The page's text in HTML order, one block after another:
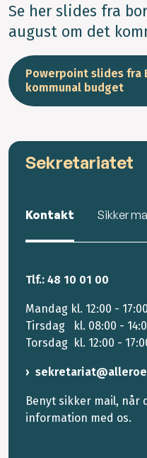
Se her slides fra
august om det
Powerpoint slides fra
kommunal budget
Sekretariatet
Kontakt Sikker
Tlf.: 48 10 01 00
Mandag kl. 12:00 - 17:00
Tirsdag kl. 08:00 -
Torsdag kl. 12:00 -
Benyt sikker mail, når
information med os.